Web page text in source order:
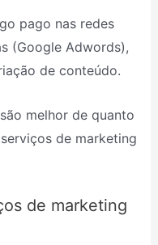
pago nas redes
(Google Adwords),
de conteúdo.
melhor de quanto
de marketing
de marketing